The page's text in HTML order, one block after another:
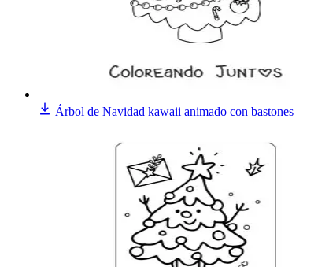
Árbol de Navidad kawaii animado con bastones